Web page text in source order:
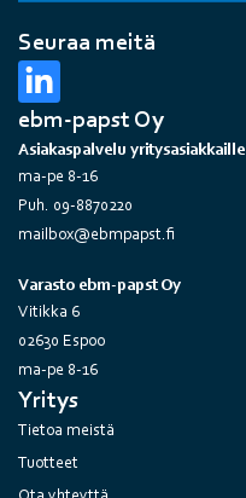
Seuraa meitä
ebm-papst Oy
Asiakaspalvelu yritysasiakkaille
ma-pe 8-16
Puh. 09-8870220
mailbox@ebmpapst.fi
Varasto ebm-papst Oy
Vitikka 6
02630 Espoo
ma-pe 8-16
Yritys
Tietoa meistä
Tuotteet